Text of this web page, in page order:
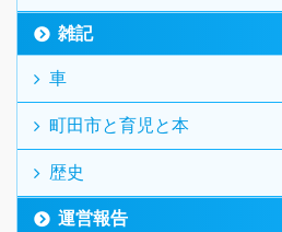
雑記
車
町田市と育児と本
歴史
運営報告